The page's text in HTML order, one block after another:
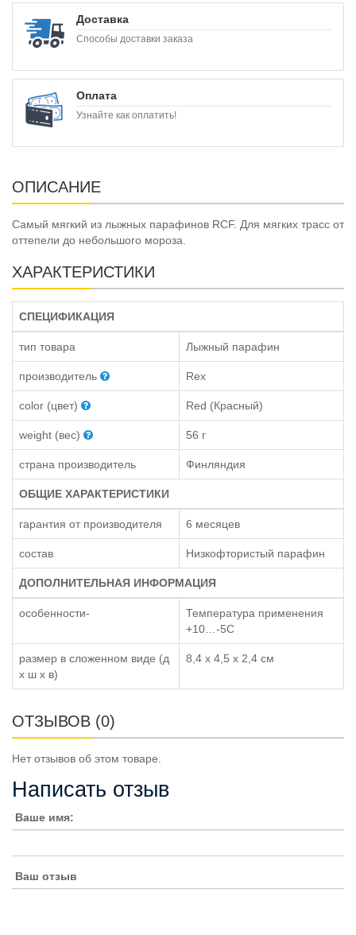
Доставка
Способы доставки заказа
Оплата
Узнайте как оплатить!
ОПИСАНИЕ
Самый мягкий из лыжных парафинов RCF. Для мягких трасс от
оттепели до небольшого мороза.
ХАРАКТЕРИСТИКИ
СПЕЦИФИКАЦИЯ
тип товара Лыжный парафин
производитель Rex
color (цвет) Red (Красный)
weight (вес) 56 г
страна производитель Финляндия
ОБЩИЕ ХАРАКТЕРИСТИКИ
гарантия от производителя 6 месяцев
состав Низкофтористый парафин
ДОПОЛНИТЕЛЬНАЯ ИНФОРМАЦИЯ
особенности-
Температура применения
+10…-5C
размер в сложенном виде (д
x ш x в)
8,4 х 4,5 х 2,4 см
ОТЗЫВОВ (0)
Нет отзывов об этом товаре.
Написать отзыв
Ваше имя:
Ваш отзыв